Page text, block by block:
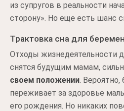
из супругов в реальности
сторону». Но еще есть шанс
Трактовка сна для
Отходы жизнедеятельности
снятся будущим мамам,
своем положении. Вероятно,
переживает за здоровье
его рождения. Но никаких